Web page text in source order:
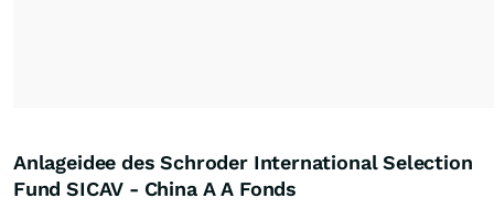
Anlageidee des Schroder International Selection
Fund SICAV - China A A Fonds